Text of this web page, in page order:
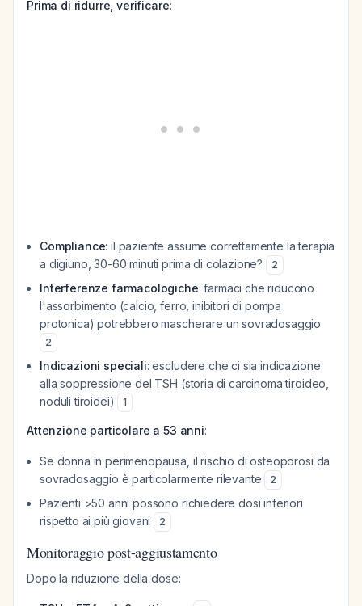
Prima di ridurre, verificare:
Compliance: il paziente assume correttamente la terapia
a digiuno, 30-60 minuti prima di colazione?
2
Interferenze farmacologiche: farmaci che riducono
l'assorbimento (calcio, ferro, inibitori di pompa
protonica) potrebbero mascherare un sovradosaggio
2
Indicazioni speciali: escludere che ci sia indicazione
alla soppressione del TSH (storia di carcinoma tiroideo,
noduli tiroidei)
1
Attenzione particolare a 53 anni:
Se donna in perimenopausa, il rischio di osteoporosi da
sovradosaggio è particolarmente rilevante
2
Pazienti >50 anni possono richiedere dosi inferiori
rispetto ai più giovani
2
Monitoraggio post-aggiustamento
Dopo la riduzione della dose: